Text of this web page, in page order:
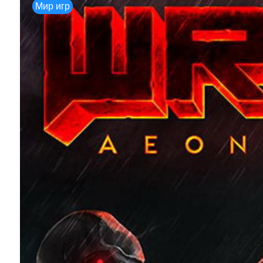
Мир игр